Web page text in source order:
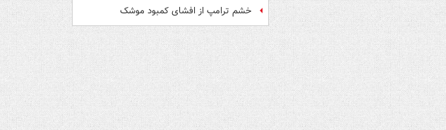
خشم ترامپ از افشای کمبود موشک